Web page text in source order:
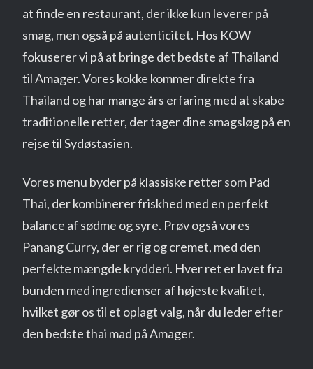
at finde en restaurant, der ikke kun leverer på
smag, men også på autenticitet. Hos KOW
fokuserer vi på at bringe det bedste af Thailand
til Amager. Vores kokke kommer direkte fra
Thailand og har mange års erfaring med at skabe
traditionelle retter, der tager dine smagsløg på en
rejse til Sydøstasien.
Vores menu byder på klassiske retter som Pad
Thai, der kombinerer friskhed med en perfekt
balance af sødme og syre. Prøv også vores
Panang Curry, der er rig og cremet, med den
perfekte mængde krydderi. Hver ret er lavet fra
bunden med ingredienser af højeste kvalitet,
hvilket gør os til et oplagt valg, når du leder efter
den bedste thai mad på Amager.